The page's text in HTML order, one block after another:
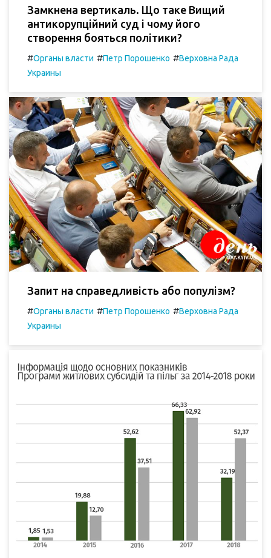
Замкнена вертикаль. Що таке Вищий
антикорупційний суд і чому його
створення бояться політики?
#Органы власти #Петр Порошенко #Верховна Рада
Украины
Запит на справедливість або популізм?
#Органы власти #Петр Порошенко #Верховна Рада
Украины